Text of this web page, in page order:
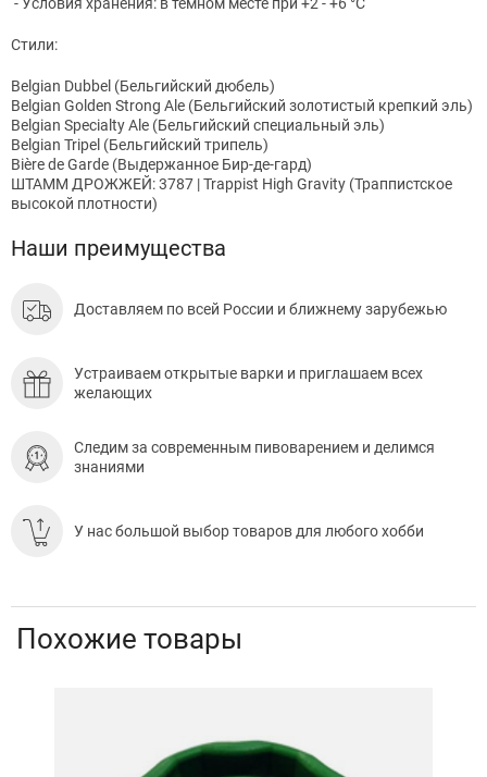
Стили:
Belgian Dubbel (Бельгийский дюбель)
Belgian Golden Strong Ale (Бельгийский золотистый крепкий эль)
Belgian Specialty Ale (Бельгийский специальный эль)
Belgian Tripel (Бельгийский трипель)
Bière de Garde (Выдержанное Бир-де-гард)
ШТАММ ДРОЖЖЕЙ: 3787 | Trappist High Gravity (Траппистское
высокой плотности)
Наши преимущества
Доставляем по всей России и ближнему зарубежью
Устраиваем открытые варки и приглашаем всех
желающих
Следим за современным пивоварением и делимся
знаниями
У нас большой выбор товаров для любого хобби
Похожие товары